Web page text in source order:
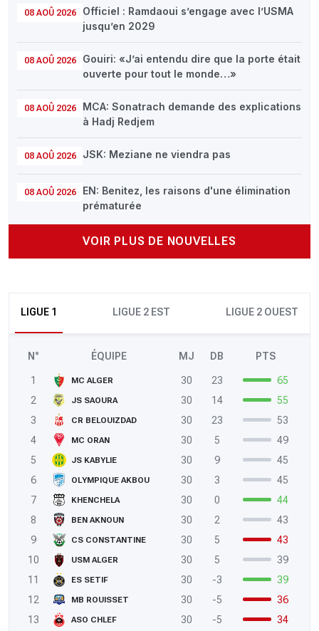
08 AOÛ 2026
Officiel : Ramdaoui s’engage avec l’USMA
jusqu’en 2029
08 AOÛ 2026
Gouiri: «J’ai entendu dire que la porte était
ouverte pour tout le monde…»
08 AOÛ 2026
MCA: Sonatrach demande des explications
à Hadj Redjem
08 AOÛ 2026 JSK: Meziane ne viendra pas
08 AOÛ 2026
EN: Benitez, les raisons d'une élimination
prématurée
VOIR PLUS DE NOUVELLES
LIGUE 1 LIGUE 2 EST LIGUE 2 OUEST
N° ÉQUIPE MJ DB PTS
1 MC ALGER 30 23
65
2
JS SAOURA 30 14
55
3
CR BELOUIZDAD 30 23
53
4
MC ORAN 30 5
49
5
JS KABYLIE 30 9
45
6
OLYMPIQUE AKBOU 30 3
45
7
KHENCHELA 30 0
44
8
BEN AKNOUN 30 2
43
9
CS CONSTANTINE 30 5
43
10
USM ALGER 30 5
39
11
ES SETIF 30 -3
39
12
MB ROUISSET 30 -5
36
13
ASO CHLEF 30 -5
34